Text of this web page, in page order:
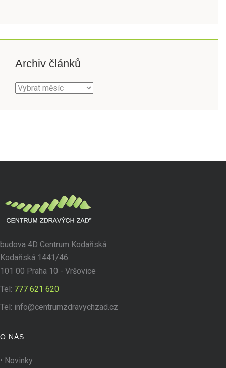
Archiv článků
Archiv
budova 4D Centrum Kodaňská
Kodaňská 1441/46
101 00 Praha 10 - Vršovice
Tel: 777 621 620
Tel: info@centrumzdravychzad.cz
O NÁS
• Novinky